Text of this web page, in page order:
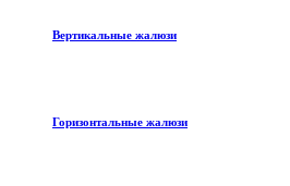
Вертикальные жалюзи
Горизонтальные жалюзи